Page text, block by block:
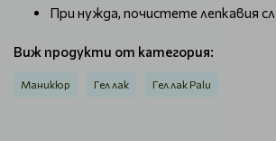
При нужда, почистете лепкавия
Виж продукти от категория:
Маникюр Гел лак Гел лак Palu